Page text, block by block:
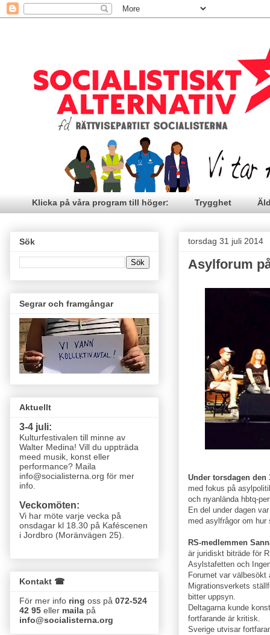
Klicka på våra program till höger: Trygghet
torsdag 31 juli 2014
Asylforum
Under torsdagen den
med fokus på
och nyanlända hbtq-
En del under dagen
med asylfrågor om
RS-medlemmen
är juridiskt biträde för
Asylstafetten och
Forumet var
Migrationsverkets
bitter uppsyn.
Deltagarna kunde
fortfarande är kritisk.
Sverige utvisar
Sök
Segrar och framgångar
Aktuellt
3-4 juli:
Kulturfestivalen till minne av
Walter Medina! Vill du uppträda
meed musik, konst eller
performance? Maila
info@socialisterna.org för mer
info.
Veckomöten:
Vi har möte varje vecka på
onsdagar kl 18.30 på Kaféscenen
i Jordbro (Moränvägen 25)
Kontakt ☎
För mer info ring oss på 072-524
42 95 eller maila på
info@socialisterna.org